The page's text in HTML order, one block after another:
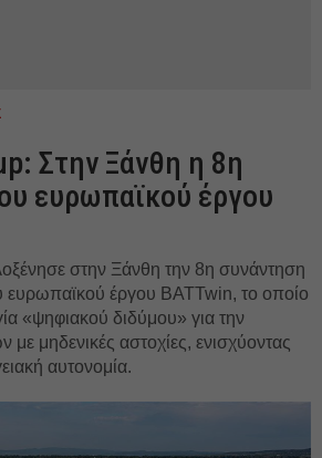
Στην Ξάνθη η 8η
ευρωπαϊκού έργου
στην Ξάνθη την 8η συνάντηση
ευρωπαϊκού έργου BATTwin, το οποίο
«ψηφιακού διδύμου» για την
μηδενικές αστοχίες, ενισχύοντας
αυτονομία.